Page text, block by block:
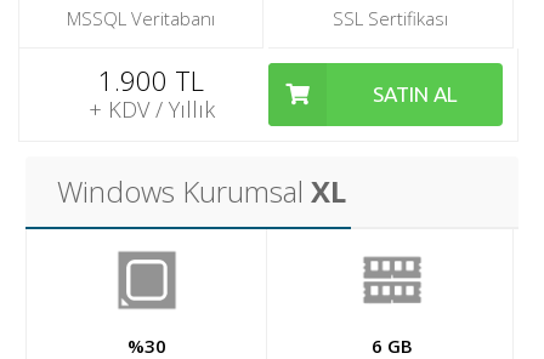
MSSQL Veritabanı
SSL Sertifikası
1.900 TL
+ KDV / Yıllık
SATIN AL
Windows Kurumsal XL
%30
6 GB